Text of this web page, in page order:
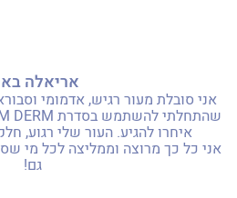
אריאלה
אני סובלת מעור רגיש, אדמומי
איחרו להגיע. העור שלי רגוע,
אני כל כך מרוצה וממליצה לכל מי
גם!